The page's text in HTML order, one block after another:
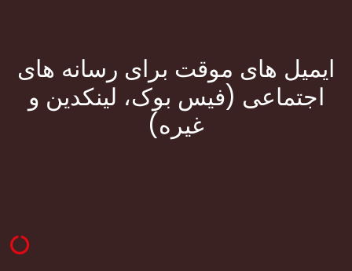
ایمیل های موقت برای رسانه های
اجتماعی (فیس بوک، لینکدین و
غیره)